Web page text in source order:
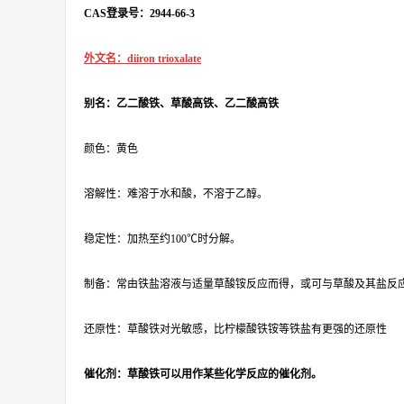
CAS登录号：2944-66-3
外文名：diiron trioxalate
别名：乙二酸铁、草酸高铁、乙二酸高铁
颜色：黄色
溶解性：难溶于水和酸，不溶于乙醇。
稳定性：加热至约100℃时分解。
制备：常由铁盐溶液与适量草酸铵反应而得，或可与草酸及其盐反
还原性：草酸铁对光敏感，比柠檬酸铁铵等铁盐有更强的还原性
催化剂：草酸铁可以用作某些化学反应的催化剂。